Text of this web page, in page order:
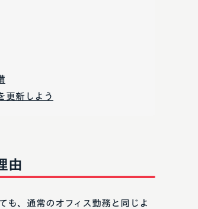
更新しよう
由
も、通常のオフィス勤務と同じよ